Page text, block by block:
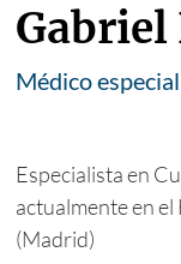
Gabriel
Médico
Especialista en
actualmente en
(Madrid)